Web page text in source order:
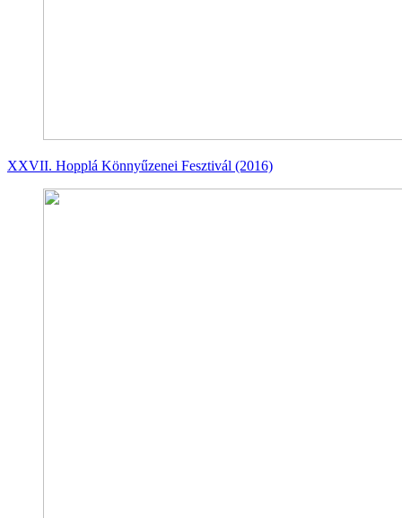
XXVII. Hopplá Könnyűzenei Fesztivál (2016)